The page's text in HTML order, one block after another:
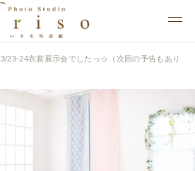
3/23-24衣裳展示会でしたっ☆（次回の予告もあり